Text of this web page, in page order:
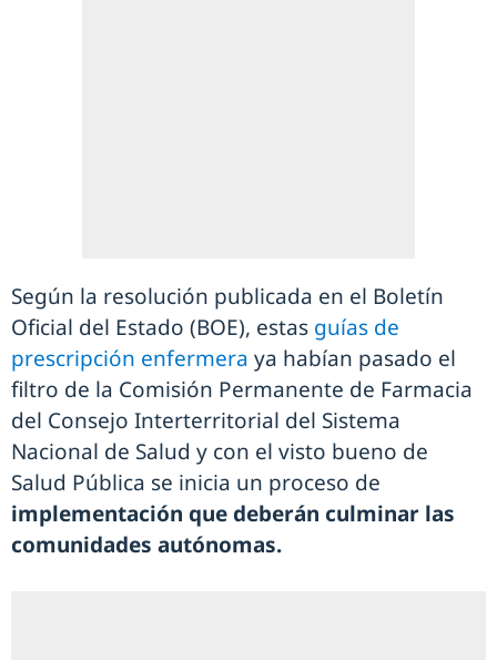
Según la resolución publicada en el Boletín
Oficial del Estado (BOE), estas guías de
prescripción enfermera ya habían pasado el
filtro de la Comisión Permanente de Farmacia
del Consejo Interterritorial del Sistema
Nacional de Salud y con el visto bueno de
Salud Pública se inicia un proceso de
implementación que deberán culminar las
comunidades autónomas.